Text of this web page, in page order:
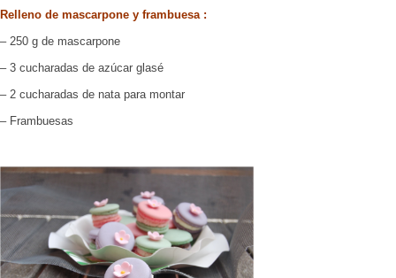
Relleno de mascarpone y frambuesa :
– 250 g de mascarpone
– 3 cucharadas de azúcar glasé
– 2 cucharadas de nata para montar
– Frambuesas